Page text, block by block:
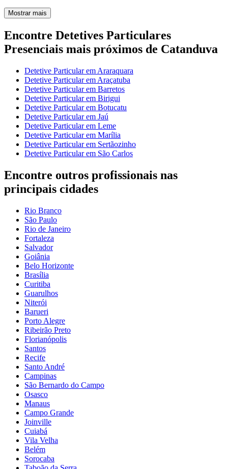
Mostrar mais
Encontre Detetives Particulares
Presenciais mais próximos de Catanduva
Detetive Particular em Araraquara
Detetive Particular em Araçatuba
Detetive Particular em Barretos
Detetive Particular em Birigui
Detetive Particular em Botucatu
Detetive Particular em Jaú
Detetive Particular em Leme
Detetive Particular em Marília
Detetive Particular em Sertãozinho
Detetive Particular em São Carlos
Encontre outros profissionais nas
principais cidades
Rio Branco
São Paulo
Rio de Janeiro
Fortaleza
Salvador
Goiânia
Belo Horizonte
Brasília
Curitiba
Guarulhos
Niterói
Barueri
Porto Alegre
Ribeirão Preto
Florianópolis
Santos
Recife
Santo André
Campinas
São Bernardo do Campo
Osasco
Manaus
Campo Grande
Joinville
Cuiabá
Vila Velha
Belém
Sorocaba